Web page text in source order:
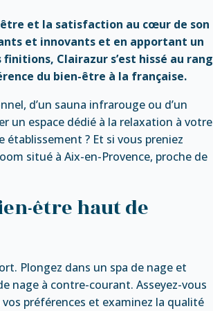
et la satisfaction au cœur de son
et innovants et en apportant un
Clairazur s’est hissé au rang
du bien-être à la française.
d’un sauna infrarouge ou d’un
un espace dédié à la relaxation à votre
? Et si vous preniez
situé à Aix-en-Provence, proche de
être haut de
Plongez dans un spa de nage et
nage à contre-courant. Asseyez-vous
préférences et examinez la qualité